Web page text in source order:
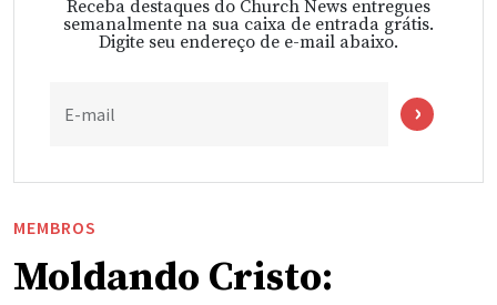
Receba destaques do Church News entregues
semanalmente na sua caixa de entrada grátis.
Digite seu endereço de e-mail abaixo.
E-mail
MEMBROS
Moldando Cristo: